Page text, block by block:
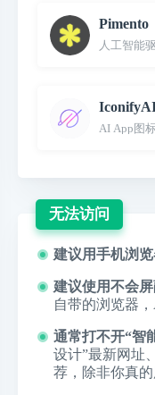
Pimento
人工智能
AI App图
无法访问
建议用手机浏览
建议使用不会屏
自带的浏览器，
通常打不开“智
设计”最新网址
荐，除非你真